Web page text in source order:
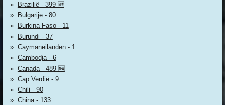
Brazilië - 399 🆕
Bulgarije - 80
Burkina Faso - 11
Burundi - 37
Caymaneilanden - 1
Cambodja - 6
Canada - 489 🆕
Cap Verdië - 9
Chili - 90
China - 133